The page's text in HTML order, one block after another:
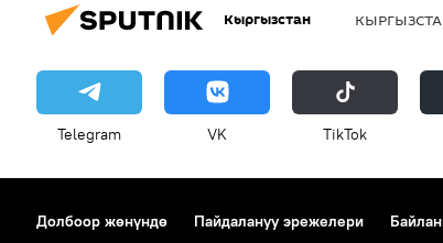
Кыргызстан
Telegram VK ТikТоk
Долбоор жөнүндө Пайдалануу эрежелери